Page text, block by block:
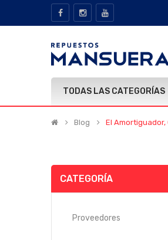
TODAS LAS CATEGORÍAS
Blog El
CATEGORÍA
Proveedores